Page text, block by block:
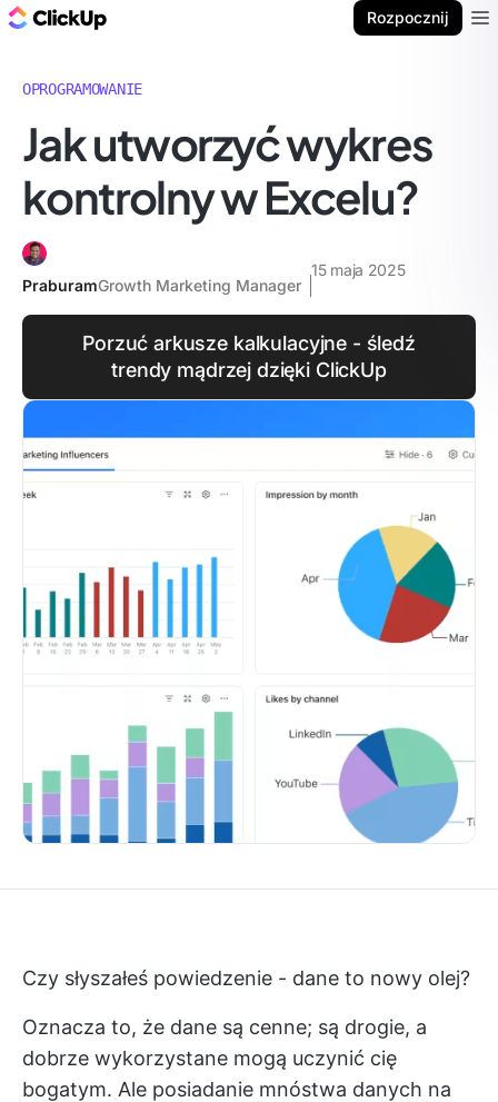
Rozpocznij
OPROGRAMOWANIE
Jak utworzyć wykres
kontrolny w Excelu?
PraburamGrowth Marketing Manager
15 maja 2025
Porzuć arkusze kalkulacyjne - śledź
trendy mądrzej dzięki ClickUp
Czy słyszałeś powiedzenie - dane to nowy olej?
Oznacza to, że dane są cenne; są drogie, a
dobrze wykorzystane mogą uczynić cię
bogatym. Ale posiadanie mnóstwa danych na